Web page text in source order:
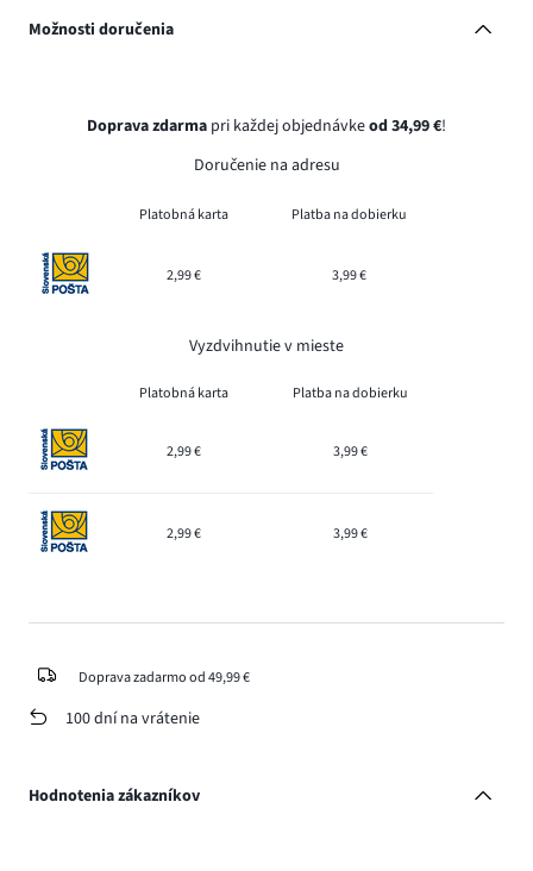
Možnosti doručenia
Doprava zdarma pri každej objednávkeod 34,99 €!
Doručenie na adresu
Platobná karta Platba na dobierku
2,99 € 3,99 €
Vyzdvihnutie v mieste
Platobná karta Platba na dobierku
2,99 € 3,99 €
2,99 € 3,99 €
Doprava zadarmo od 49,99 €
100 dní na vrátenie
Hodnotenia zákazníkov